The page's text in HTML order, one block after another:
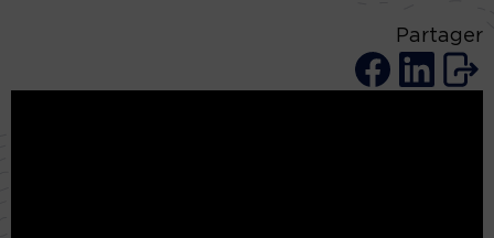
Partager